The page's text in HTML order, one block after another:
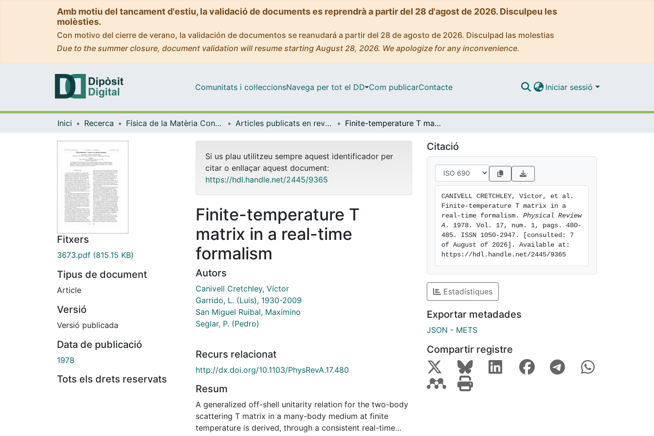
Amb motiu del tancament d'estiu, la validació de documents es reprendrà a partir del 28 d'agost de 2026. Disculpeu les
molèsties.
Con motivo del cierre de verano, la validación de documentos se reanudará a partir del 28 de agosto de 2026. Disculpad las molestias
Due to the summer closure, document validation will resume starting August 28, 2026. We apologize for any inconvenience.
Comunitats i col·leccionsNavega per tot el DD Com publicarContacte Iniciar sessió
Inici Recerca Física de la Matèria Condensada Articles publicats en revistes (Física de la Matèria Condensada) Finite-temperature T matrix in a real-time formalism
Fitxers
3673.pdf (815.15 KB)
Tipus de document
Article
Versió
Versió publicada
Data de publicació
1978
Tots els drets reservats
Si us plau utilitzeu sempre aquest identificador per
citar o enllaçar aquest document:
https://hdl.handle.net/2445/9365
Finite-temperature T
matrix in a real-time
formalism
Autors
Canivell Cretchley, Víctor
Garrido, L. (Luis), 1930-2009
San Miguel Ruibal, Maximino
Seglar, P. (Pedro)
Recurs relacionat
http://dx.doi.org/10.1103/PhysRevA.17.480
Resum
A generalized off-shell unitarity relation for the two-body
scattering T matrix in a many-body medium at finite
temperature is derived, through a consistent real-time
Citació
CANIVELL CRETCHLEY, Víctor, et al.
Finite-temperature T matrix in a
real-time formalism. Physical Review
A . 1978. Vol. 17, num. 1, pags. 480-
485. ISSN 1050-2947. [consulted: 7
of August of 2026]. Available at:
https://hdl.handle.net/2445/9365
Estadístiques
Exportar metadades
JSON - METS
Compartir registre